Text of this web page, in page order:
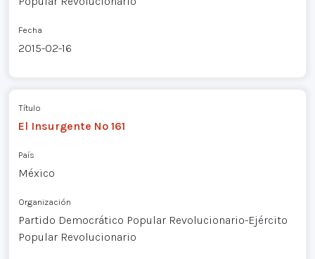
Fecha
2015-02-16
Título
El Insurgente Nº 161
País
México
Organización
Partido Democrático Popular Revolucionario-Ejército
Popular Revolucionario